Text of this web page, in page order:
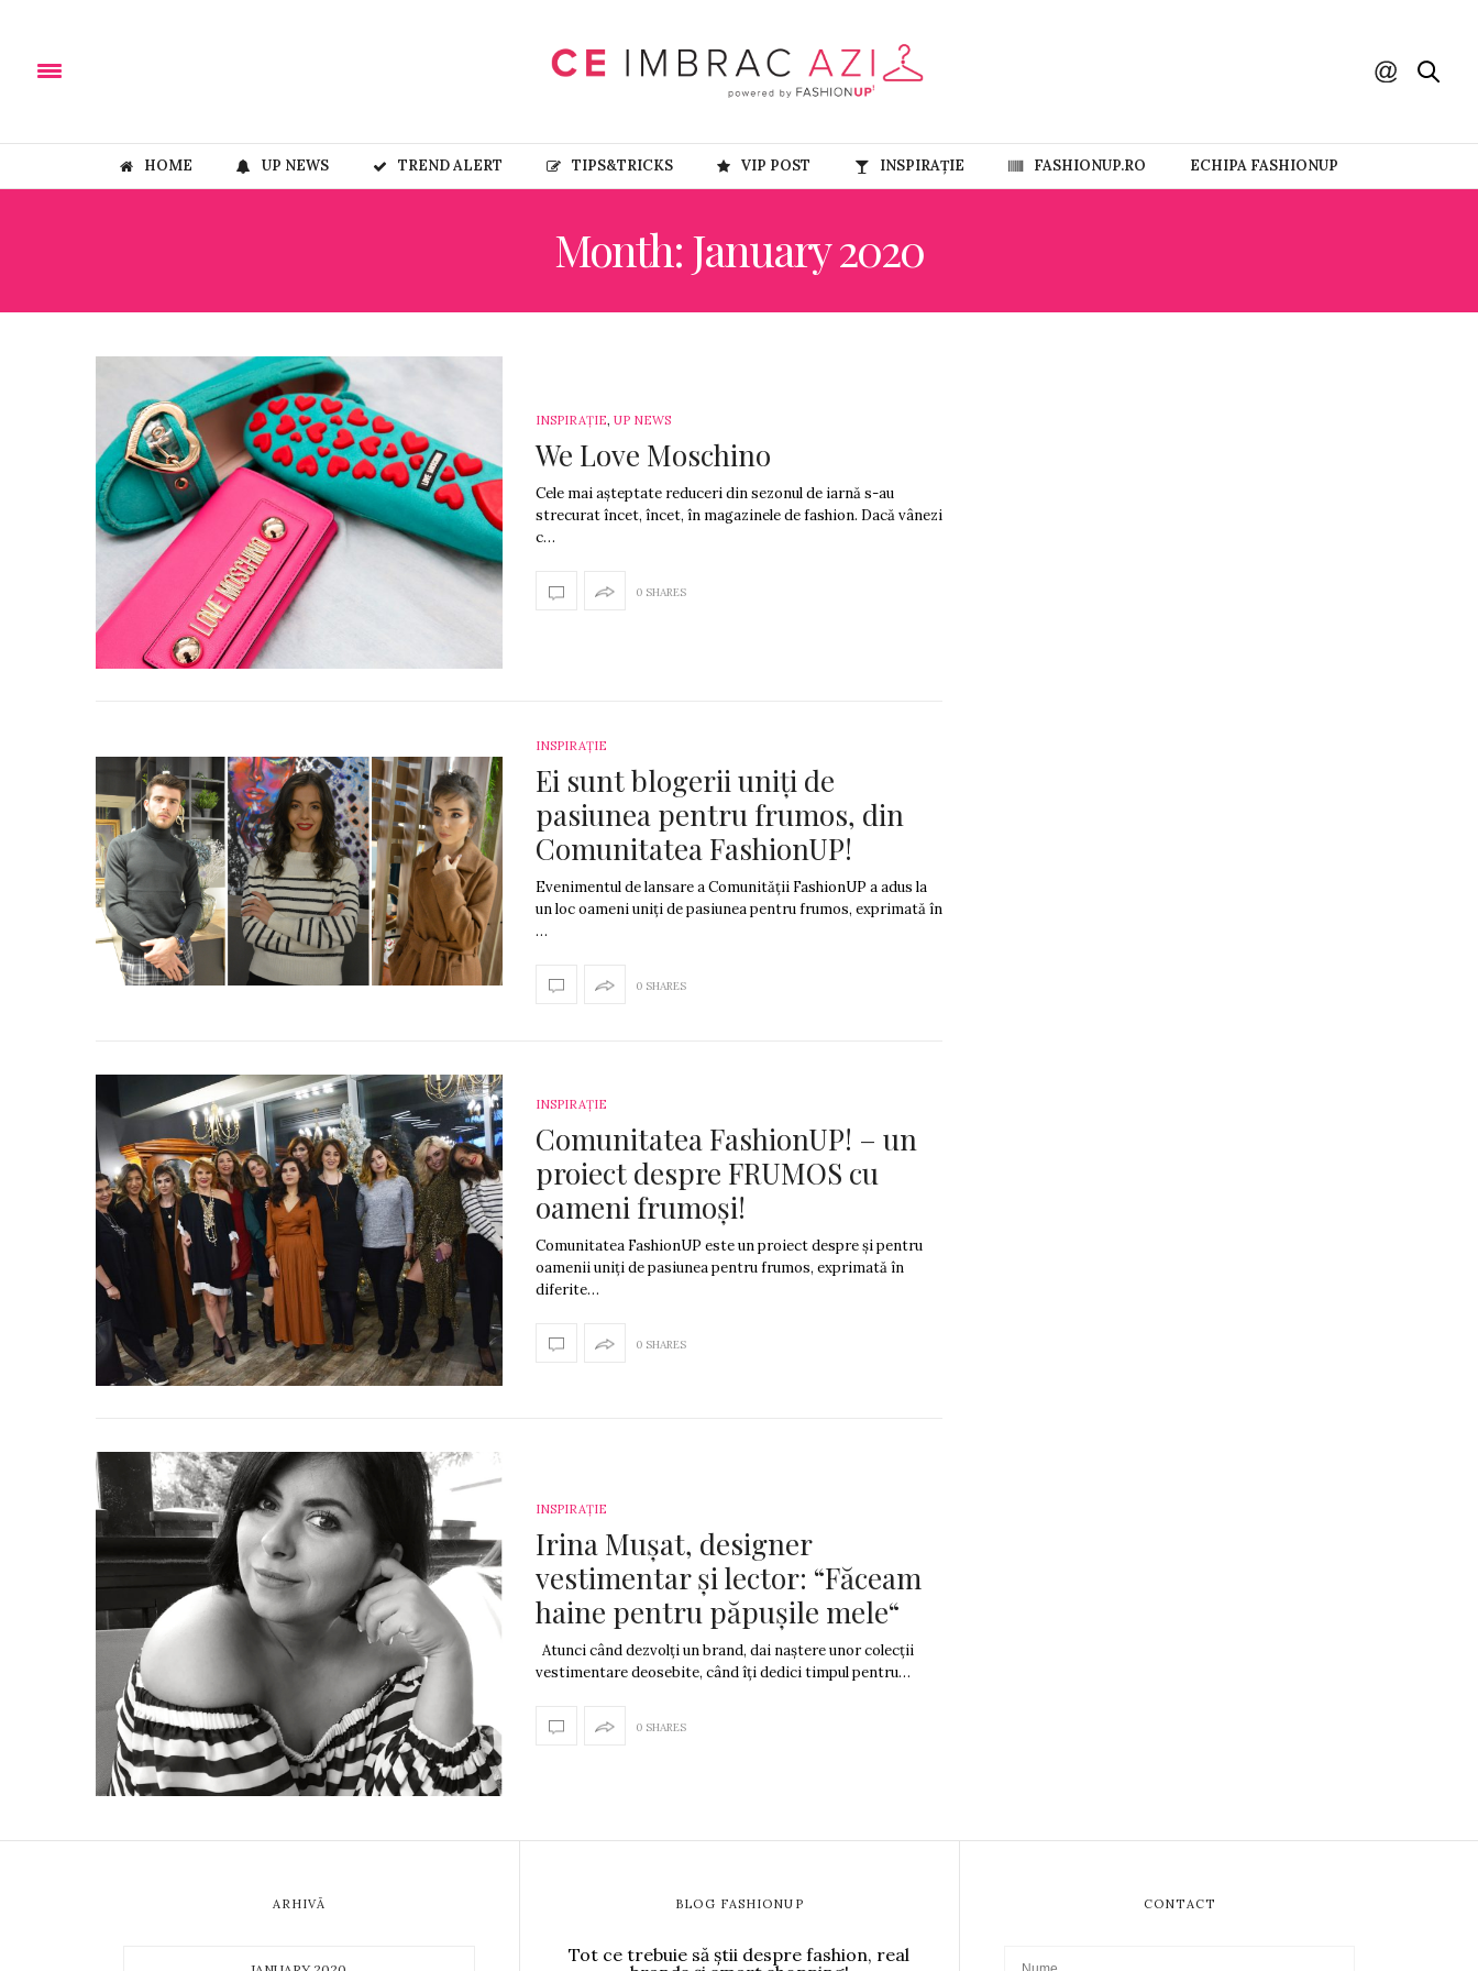
HOME UP NEWS TREND ALERT TIPS&TRICKS VIP POST INSPIRAȚIE FASHIONUP.RO ECHIPA FASHIONUP
Month: January 2020
INSPIRAȚIE, UP NEWS
We Love Moschino
Cele mai așteptate reduceri din sezonul de iarnă s-au
strecurat încet, încet, în magazinele de fashion. Dacă vânezi
c…
0 SHARES
INSPIRAȚIE
Ei sunt blogerii uniți de
pasiunea pentru frumos, din
Comunitatea FashionUP!
Evenimentul de lansare a Comunității FashionUP a adus la
un loc oameni uniți de pasiunea pentru frumos, exprimată în
…
0 SHARES
INSPIRAȚIE
Comunitatea FashionUP! – un
proiect despre FRUMOS cu
oameni frumoși!
Comunitatea FashionUP este un proiect despre și pentru
oamenii uniți de pasiunea pentru frumos, exprimată în
diferite…
0 SHARES
INSPIRAȚIE
Irina Mușat, designer
vestimentar și lector: “Făceam
haine pentru păpușile mele“
Atunci când dezvolți un brand, dai naștere unor colecții
vestimentare deosebite, când îți dedici timpul pentru…
0 SHARES
ARHIVĂ BLOG FASHIONUP
Tot ce trebuie să știi despre fashion, real
CONTACT